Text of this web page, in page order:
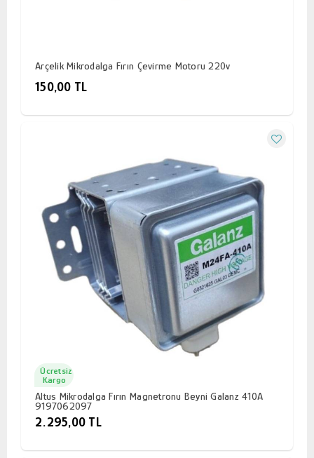
Arçelik Mikrodalga Fırın Çevirme Motoru 220v
150,00 TL
Altus Mikrodalga Fırın Magnetronu Beyni Galanz 410A
9197062097
2.295,00 TL
Ücretsiz
Kargo